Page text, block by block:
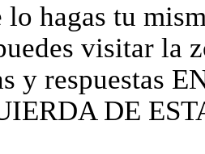
lo hagas tu
visitar la
y respuestas
DE